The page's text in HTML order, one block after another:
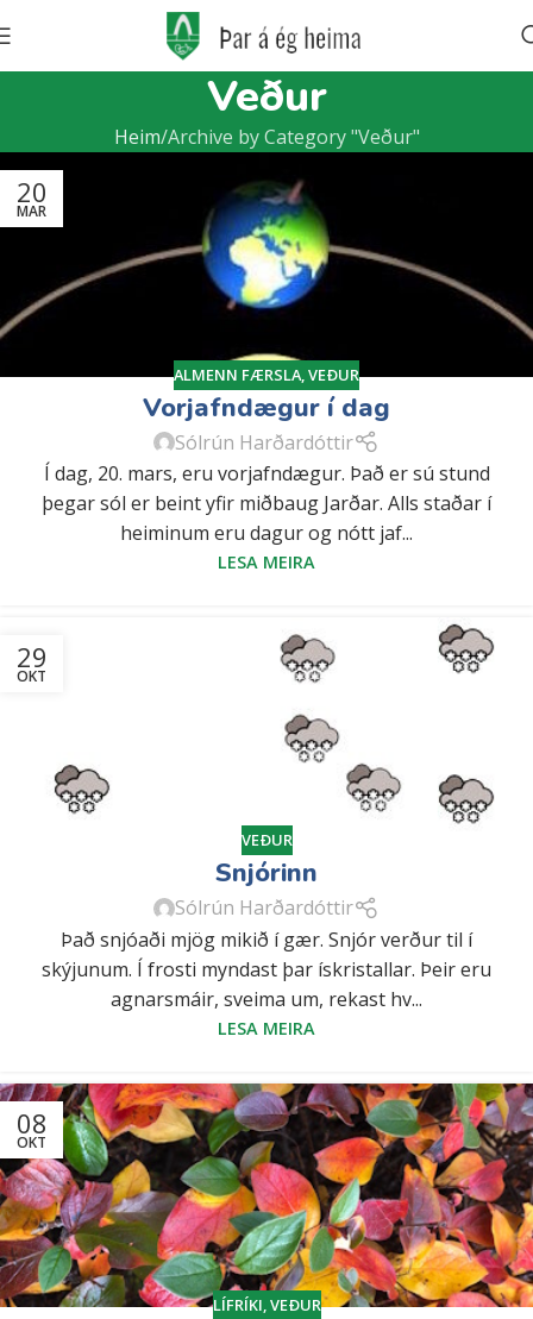
Veður
Heim Archive by Category "Veður"
20
MAR
ALMENN FÆRSLA VEÐUR
Vorjafndægur í dag
Sólrún Harðardóttir
Í dag, 20. mars, eru vorjafndægur. Það er sú stund
þegar sól er beint yfir miðbaug Jarðar. Alls staðar í
heiminum eru dagur og nótt jaf...
LESA MEIRA
29
OKT
VEÐUR
Snjórinn
Sólrún Harðardóttir
Það snjóaði mjög mikið í gær. Snjór verður til í
skýjunum. Í frosti myndast þar ískristallar. Þeir eru
agnarsmáir, sveima um, rekast hv...
LESA MEIRA
08
OKT
LÍFRÍKI,VEÐUR